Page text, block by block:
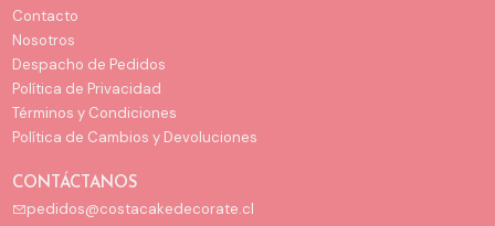
Contacto
Nosotros
Despacho de Pedidos
Política de Privacidad
Términos y Condiciones
Política de Cambios y Devoluciones
CONTÁCTANOS
pedidos@costacakedecorate.cl